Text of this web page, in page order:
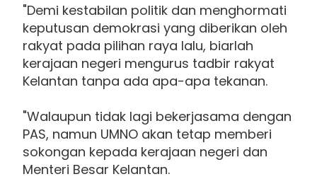
"Demi kestabilan politik dan menghormati
keputusan demokrasi yang diberikan oleh
rakyat pada pilihan raya lalu, biarlah
kerajaan negeri mengurus tadbir rakyat
Kelantan tanpa ada apa-apa tekanan.
"Walaupun tidak lagi bekerjasama dengan
PAS, namun UMNO akan tetap memberi
sokongan kepada kerajaan negeri dan
Menteri Besar Kelantan.